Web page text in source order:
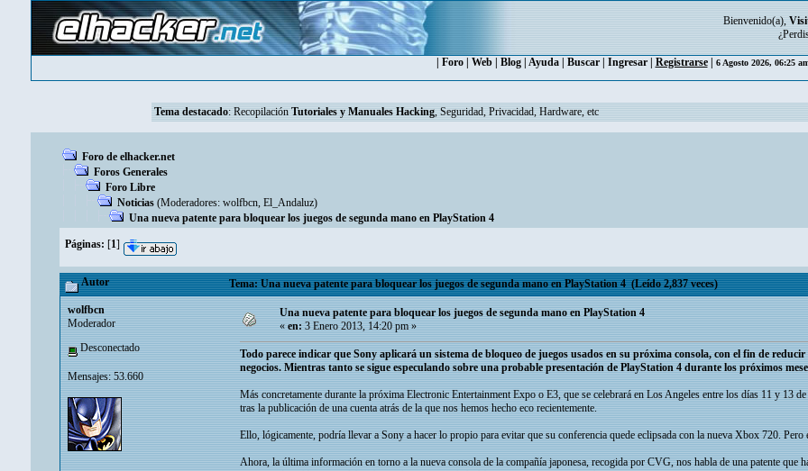
Bienvenido(a),
Foro| Web| Blog| Ayuda| Buscar| Ingresar| Registrarse| 6 Agosto 2026, 06:25
Tema destacado: Recopilación Tutoriales y Manuales Hacking, Seguridad, Privacidad, Hardware, etc
Foro de elhacker.net
Foros Generales
Foro Libre
Noticias (Moderadores: wolfbcn, El_Andaluz)
Una nueva patente para bloquear los juegos de segunda mano en PlayStation 4
Páginas: [1]
Autor Tema: Una nueva patente para bloquear los juegos de segunda mano en PlayStation 4 (Leído 2,837 veces)
wolfbcn
Moderador
Desconectado
Mensajes: 53.660
Una nueva patente para bloquear los juegos de segunda mano en PlayStation 4
«en:3 Enero 2013, 14:20 pm »
Todo parece indicar que Sony aplicará un sistema de bloqueo de juegos usados en su próxima consola, con el fin de
negocios. Mientras tanto se sigue especulando sobre una probable presentación de PlayStation 4 durante los próximos
Más concretamente durante la próxima Electronic Entertainment Expo o E3, que se celebrará en Los Angeles entre los días 11 y 13
tras la publicación de una cuenta atrás de la que nos hemos hecho eco recientemente.
Ello, lógicamente, podría llevar a Sony a hacer lo propio para evitar que su conferencia quede eclipsada con la nueva Xbox 720. Pero
Ahora, la última información en torno a la nueva consola de la compañía japonesa, recogida por CVG, nos habla de una patente